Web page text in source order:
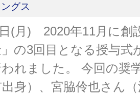
グス
(月) 2020年11月に創
の3回目となる授与式
れました。 今回の奨
身）、宮脇伶也さん